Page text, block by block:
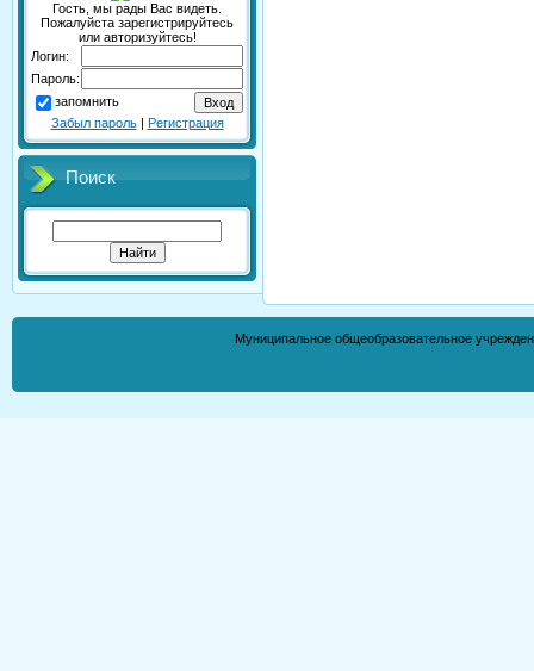
Гость, мы рады Вас видеть.
Пожалуйста зарегистрируйтесь
или авторизуйтесь!
Логин:
Пароль:
запомнить
Забыл пароль| Регистрация
Поиск
Муниципальное общеобразовательное